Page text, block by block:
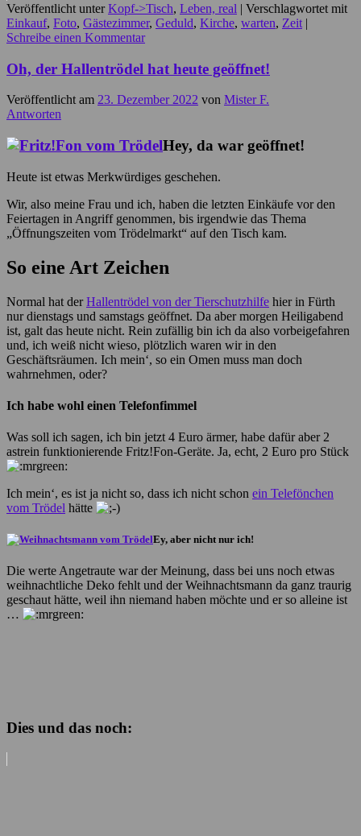
Veröffentlicht unter Kopf->Tisch, Leben, real | Verschlagwortet mit
Einkauf, Foto, Gästezimmer, Geduld, Kirche, warten, Zeit |
Schreibe einen Kommentar
Oh, der Hallentrödel hat heute geöffnet!
Veröffentlicht am 23. Dezember 2022 von Mister F.
Antworten
Hey, da war geöffnet!
Heute ist etwas Merkwürdiges geschehen.
Wir, also meine Frau und ich, haben die letzten Einkäufe vor den
Feiertagen in Angriff genommen, bis irgendwie das Thema
„Öffnungszeiten vom Trödelmarkt“ auf den Tisch kam.
So eine Art Zeichen
Normal hat derHallentrödel von der Tierschutzhilfe hier in Fürth
nur dienstags und samstags geöffnet. Da aber morgen Heiligabend
ist, galt das heute nicht. Rein zufällig bin ich da also vorbeigefahren
und, ich weiß nicht wieso, plötzlich waren wir in den
Geschäftsräumen. Ich mein‘, so ein Omen muss man doch
wahrnehmen, oder?
Ich habe wohl einen Telefonfimmel
Was soll ich sagen, ich bin jetzt 4 Euro ärmer, habe dafür aber 2
astrein funktionierende Fritz!Fon-Geräte. Ja, echt, 2 Euro pro Stück
Ich mein‘, es ist ja nicht so, dass ich nicht schon ein Telefönchen
vom Trödel hätte
Ey, aber nicht nur ich!
Die werte Angetraute war der Meinung, dass bei uns noch etwas
weihnachtliche Deko fehlt und der Weihnachtsmann da ganz traurig
geschaut hätte, weil ihn niemand haben möchte und er so alleine ist
…
Dies und das noch: